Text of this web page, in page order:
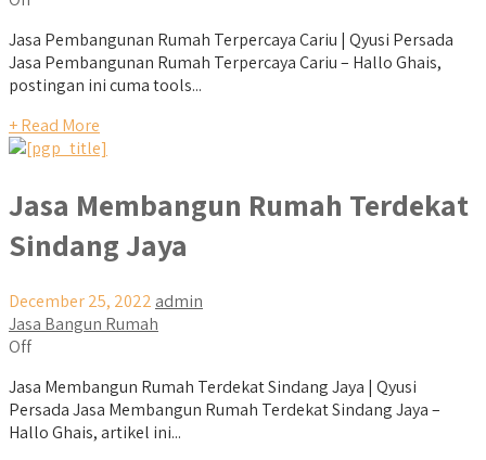
Jasa Pembangunan Rumah Terpercaya Cariu | Qyusi Persada
Jasa Pembangunan Rumah Terpercaya Cariu – Hallo Ghais,
postingan ini cuma tools...
+ Read More
Jasa Membangun Rumah Terdekat
Sindang Jaya
December 25, 2022 admin
Jasa Bangun Rumah
Off
Jasa Membangun Rumah Terdekat Sindang Jaya | Qyusi
Persada Jasa Membangun Rumah Terdekat Sindang Jaya –
Hallo Ghais, artikel ini...